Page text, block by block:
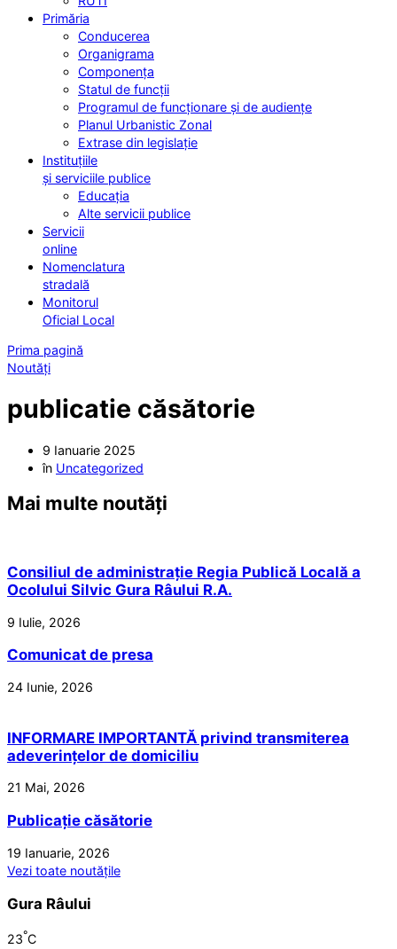
Primăria
Conducerea
Organigrama
Componența
Statul de funcții
Programul de funcționare și de audiențe
Planul Urbanistic Zonal
Extrase din legislație
Instituțiile
și serviciile publice
Educația
Alte servicii publice
Servicii
online
Nomenclatura
stradală
Monitorul
Oficial Local
Prima pagină
Noutăți
publicatie căsătorie
9 Ianuarie 2025
în Uncategorized
Mai multe noutăți
Consiliul de administrație Regia Publică Locală a
Ocolului Silvic Gura Râului R.A.
9 Iulie, 2026
Comunicat de presa
24 Iunie, 2026
INFORMARE IMPORTANTĂ privind transmiterea
adeverințelor de domiciliu
21 Mai, 2026
Publicație căsătorie
19 Ianuarie, 2026
Vezi toate noutățile
Gura Râului
23°C